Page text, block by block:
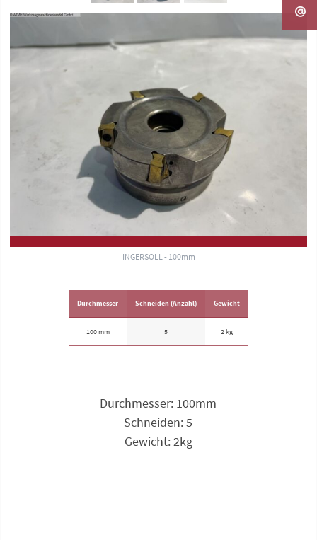
INGERSOLL - 100mm
Durchmesser
100 mm
Schneiden (Anzahl)
5
Gewicht
2 kg
Durchmesser: 100mm
Schneiden: 5
Gewicht: 2kg